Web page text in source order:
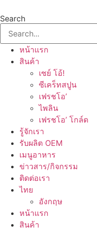
to
content
Search
หน้าแรก
สินค้า
เซย์ โอ้!
ซีเคร็ทสปูน
เฟรชโอ’
ไพลิน
เฟรชโอ’ โกล์ด
รู้จักเรา
รับผลิต OEM
เมนูอาหาร
ข่าวสาร/กิจกรรม
ติดต่อเรา
ไทย
อังกฤษ
หน้าแรก
สินค้า